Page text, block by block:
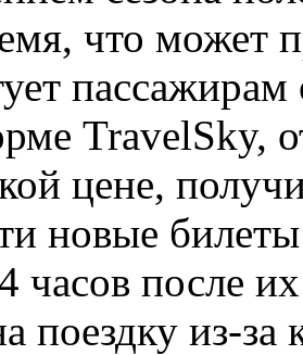
что может
TravelSky,
цене,
новые
часов после
поездку из-за